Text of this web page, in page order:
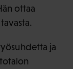
ottaa
ja